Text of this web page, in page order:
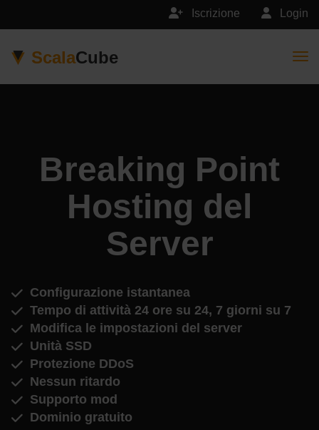
Login
Iscrizione
ScalaCube
Breaking Point
Hosting del
Server
Configurazione istantanea
Tempo di attività 24 ore su 24, 7 giorni su 7
Modifica le impostazioni del server
Unità SSD
Protezione DDoS
Nessun ritardo
Supporto mod
Dominio gratuito